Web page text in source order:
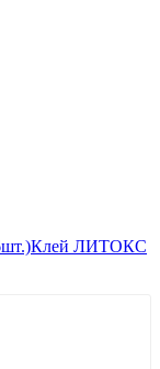
Клей ЛИТОКС